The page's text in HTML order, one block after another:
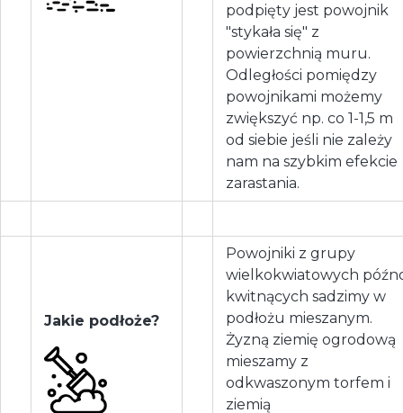
podpięty jest powojnik
"stykała się" z
powierzchnią muru.
Odległości pomiędzy
powojnikami możemy
zwiększyć np. co 1-1,5 m
od siebie jeśli nie zależy
nam na szybkim efekcie
zarastania.
Jakie podłoże?
Powojniki z grupy
wielkokwiatowych
kwitnących sadzimy w
podłożu mieszanym.
Żyzną ziemię ogrodową
mieszamy z
odkwaszonym torfem i
ziemią